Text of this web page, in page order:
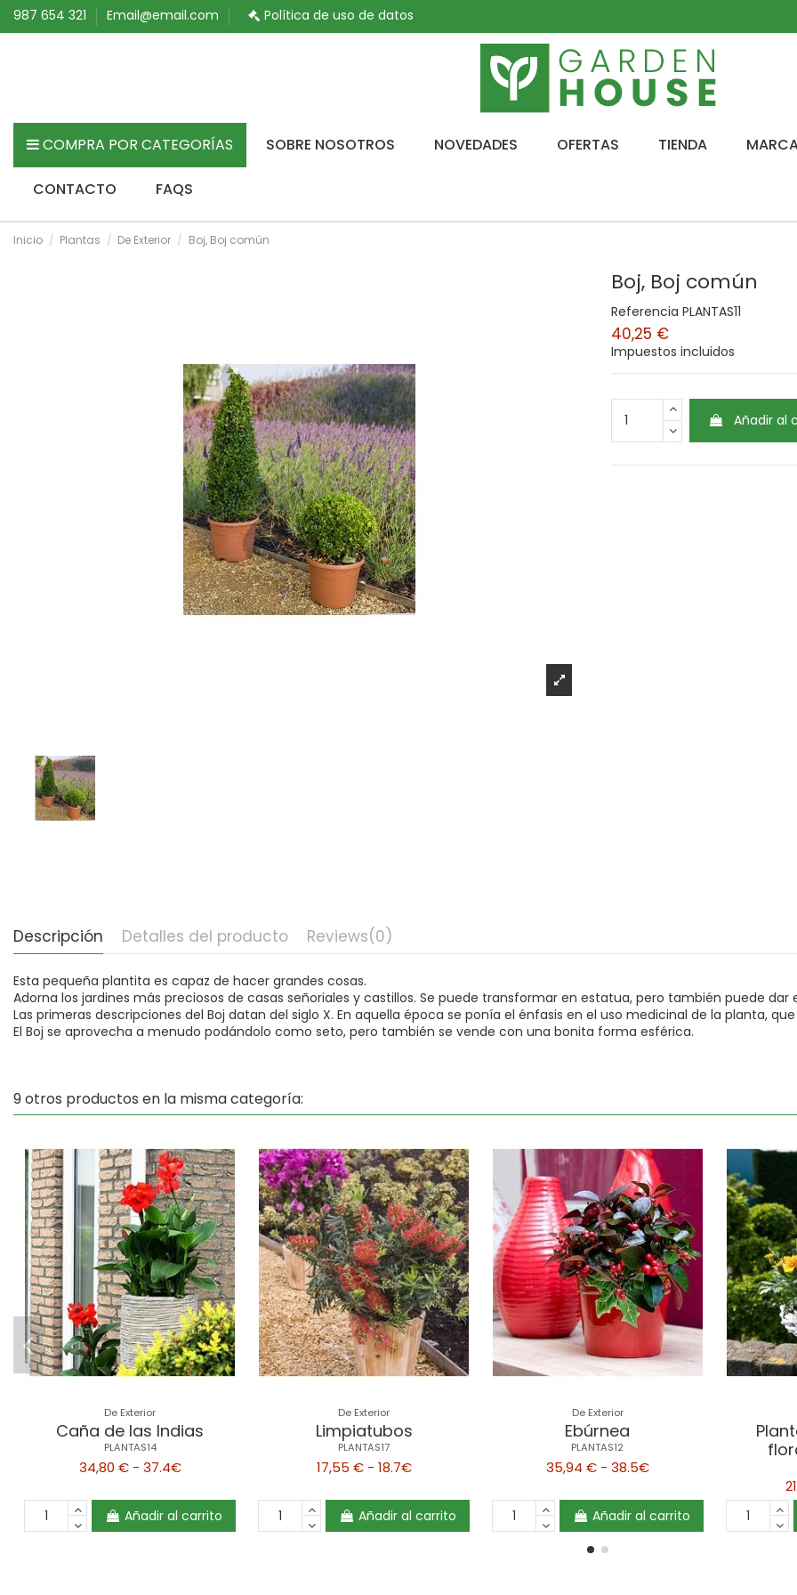
987 654 321 Email@email.com Política de uso de datos
COMPRA POR CATEGORÍAS SOBRE NOSOTROS NOVEDADES OFERTAS TIENDA
CONTACTO FAQS
Inicio Plantas De Exterior Boj, Boj común
Boj, Boj común
Referencia PLANTAS11
40,25 €
Impuestos incluidos
Añadir al
Descripción Detalles del producto Reviews(0)
Esta pequeña plantita es capaz de hacer grandes cosas.
Adorna los jardines más preciosos de casas señoriales y castillos. Se puede transformar en estatua, pero también puede
Las primeras descripciones del Boj datan del siglo X. En aquella época se ponía el énfasis en el uso medicinal de la planta,
El Boj se aprovecha a menudo podándolo como seto, pero también se vende con una bonita forma esférica.
9 otros productos en la misma categoría:
De Exterior
Caña de las Indias
PLANTAS14
34,80 € - 37.4€
Añadir al carrito
De Exterior
Limpiatubos
PLANTAS17
17,55 € - 18.7€
Añadir al carrito
De Exterior
Ebúrnea
PLANTAS12
35,94 € - 38.5€
Añadir al carrito